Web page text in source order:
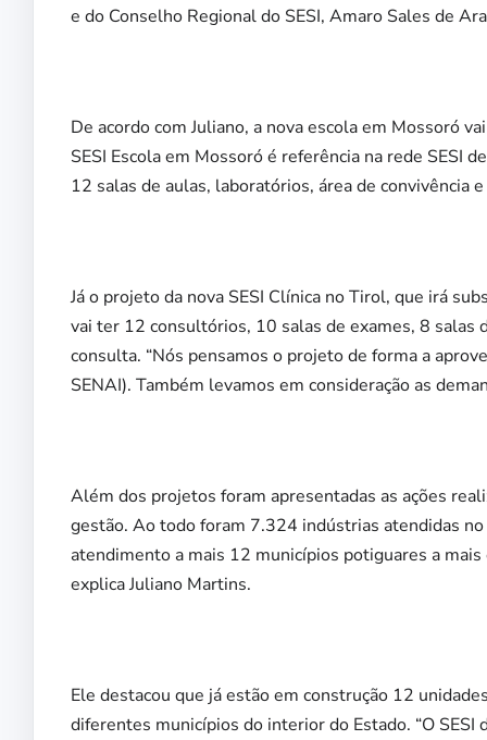
e do Conselho Regional do SESI, Amaro Sales de
De acordo com Juliano, a nova escola em Mossoró
SESI Escola em Mossoró é referência na rede SESI
12 salas de aulas, laboratórios, área de convivência
Já o projeto da nova SESI Clínica no Tirol, que irá
vai ter 12 consultórios, 10 salas de exames, 8
consulta. “Nós pensamos o projeto de forma a
SENAI). Também levamos em consideração as
Além dos projetos foram apresentadas as ações
gestão. Ao todo foram 7.324 indústrias atendidas
atendimento a mais 12 municípios potiguares a
explica Juliano Martins.
Ele destacou que já estão em construção 12
diferentes municípios do interior do Estado. “O